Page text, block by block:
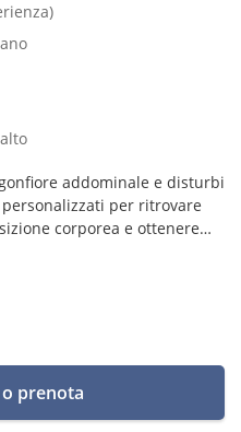
addominale e disturbi
per ritrovare
corporea e ottenere
prenota